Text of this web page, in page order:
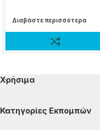
Διαβάστε περισσότερα
Χρήσιμα
Κατηγορίες Εκπομπών